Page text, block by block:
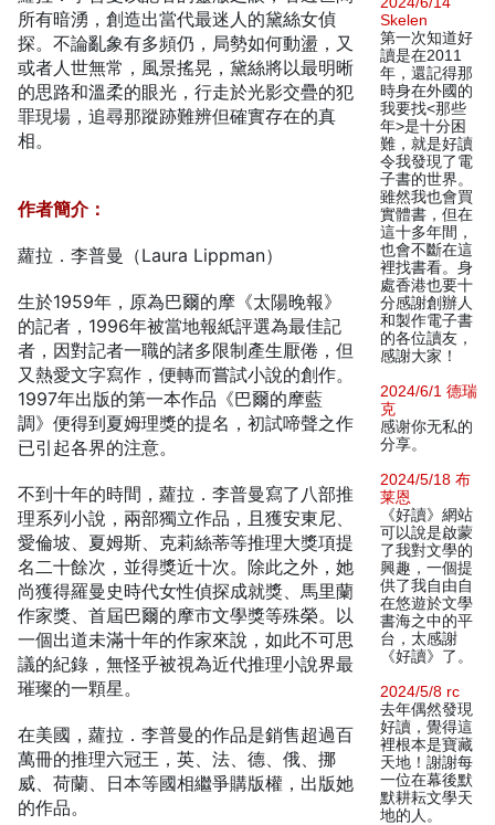
所有暗湧，創造出當代最迷人的黛絲女偵
探。不論亂象有多頻仍，局勢如何動盪，又
或者人世無常，風景搖晃，黛絲將以最明晰
的思路和溫柔的眼光，行走於光影交疊的犯
罪現場，追尋那蹤跡難辨但確實存在的真
相。
作者簡介：
蘿拉．李普曼（Laura Lippman）
生於1959年，原為巴爾的摩《太陽晚報》
的記者，1996年被當地報紙評選為最佳記
者，因對記者一職的諸多限制產生厭倦，但
又熱愛文字寫作，便轉而嘗試小說的創作。
1997年出版的第一本作品《巴爾的摩藍
調》便得到夏姆理獎的提名，初試啼聲之作
已引起各界的注意。
不到十年的時間，蘿拉．李普曼寫了八部推
理系列小說，兩部獨立作品，且獲安東尼、
愛倫坡、夏姆斯、克莉絲蒂等推理大獎項提
名二十餘次，並得獎近十次。除此之外，她
尚獲得羅曼史時代女性偵探成就獎、馬里蘭
作家獎、首屆巴爾的摩市文學獎等殊榮。以
一個出道未滿十年的作家來說，如此不可思
議的紀錄，無怪乎被視為近代推理小說界最
璀璨的一顆星。
在美國，蘿拉．李普曼的作品是銷售超過百
萬冊的推理六冠王，英、法、德、俄、挪
威、荷蘭、日本等國相繼爭購版權，出版她
的作品。
Skelen
第一次知道好
讀是在2011
年，還記得那
時身在外國的
我要找<那些
年>是十分困
難，就是好讀
令我發現了電
子書的世界。
雖然我也會買
實體書，但在
這十多年間，
也會不斷在這
裡找書看。身
處香港也要十
分感謝創辦人
和製作電子書
的各位讀友，
感謝大家！
2024/6/1 德瑞
克
感谢你无私的
分享。
2024/5/18 布
莱恩
《好讀》網站
可以說是啟蒙
了我對文學的
興趣，一個提
供了我自由自
在悠遊於文學
書海之中的平
台，太感謝
《好讀》了。
2024/5/8 rc
去年偶然發現
好讀，覺得這
裡根本是寶藏
天地！謝謝每
一位在幕後默
默耕耘文學天
地的人。